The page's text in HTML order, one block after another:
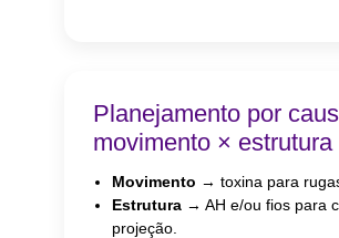
Planejamento por
movimento ×
Movimento → toxina para
Estrutura→ AH e/ou fios para
projeção.